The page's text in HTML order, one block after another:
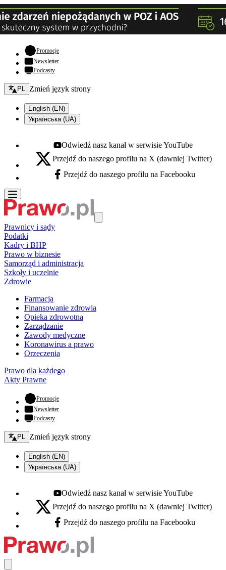
Promocje- otwiera się w nowej karcie
Newsletter
Podcasty
Zmień język - bieżący:
PL Zmień język strony
English (EN)
Українська (UA)
Youtube - otwiera się w nowej karcie
Odwiedź nasz kanał w serwisie YouTube
X - otwiera się w nowej karcie
Przejdź do naszego profilu na X (dawniej Twitter)
Facebook - otwiera się w nowej karcie
Przejdź do naszego profilu na Facebooku
Prawnicy i sądy
Podatki
Kadry i BHP
Prawo w biznesie
Samorząd i administracja
Szkoły i uczelnie
Zdrowie
Farmacja
Finansowanie zdrowia
Opieka zdrowotna
Zarządzanie
Zawody medyczne
Koronawirus a prawo
Orzeczenia
Prawo dla każdego
Akty Prawne
Promocje- otwiera się w nowej karcie
Newsletter
Podcasty
Zmień język - bieżący:
PL Zmień język strony
English (EN)
Українська (UA)
Youtube - otwiera się w nowej karcie
Odwiedź nasz kanał w serwisie YouTube
X - otwiera się w nowej karcie
Przejdź do naszego profilu na X (dawniej Twitter)
Facebook - otwiera się w nowej karcie
Przejdź do naszego profilu na Facebooku